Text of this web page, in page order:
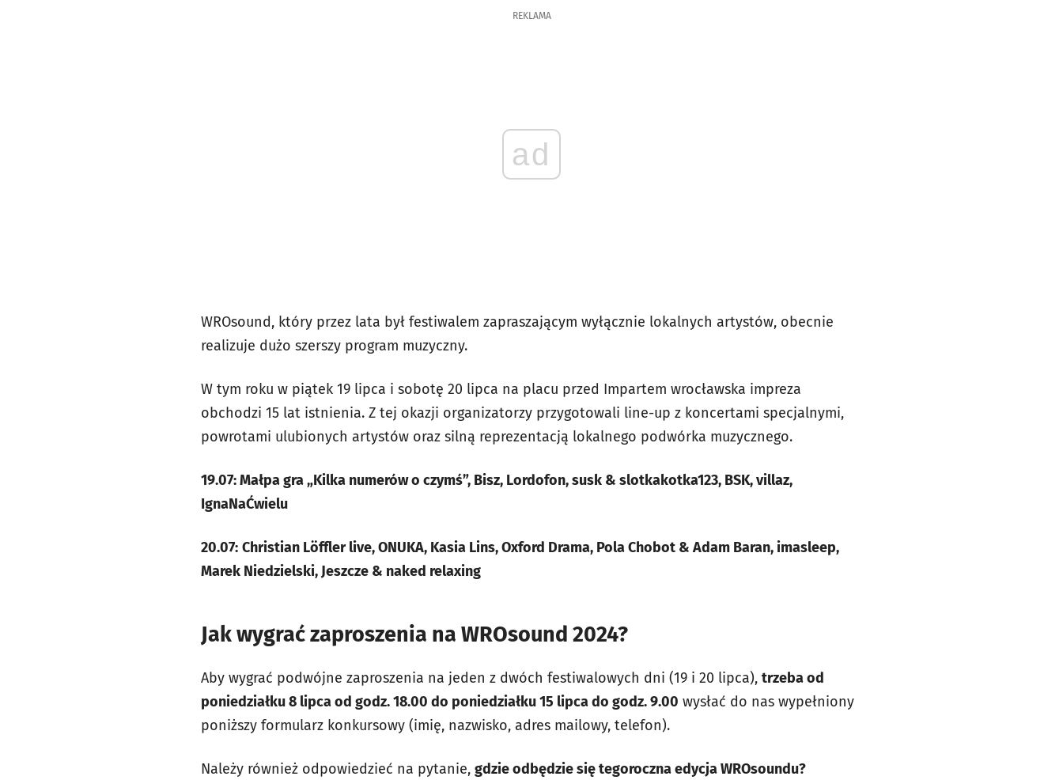
REKLAMA
ad
WROsound, który przez lata był festiwalem zapraszającym wyłącznie lokalnych artystów, obecnie
realizuje dużo szerszy program muzyczny.
W tym roku w piątek 19 lipca i sobotę 20 lipca na placu przed Impartem wrocławska impreza
obchodzi 15 lat istnienia. Z tej okazji organizatorzy przygotowali line-up z koncertami specjalnymi,
powrotami ulubionych artystów oraz silną reprezentacją lokalnego podwórka muzycznego.
19.07: Małpa gra „Kilka numerów o czymś”, Bisz, Lordofon, susk & slotkakotka123, BSK, villaz,
IgnaNaĆwielu
20.07: Christian Löffler live, ONUKA, Kasia Lins, Oxford Drama, Pola Chobot & Adam Baran, imasleep,
Marek Niedzielski, Jeszcze & naked relaxing
Jak wygrać zaproszenia na WROsound 2024?
Aby wygrać podwójne zaproszenia na jeden z dwóch festiwalowych dni (19 i 20 lipca), trzeba od
poniedziałku 8 lipca od godz. 18.00 do poniedziałku 15 lipca do godz. 9.00 wysłać do nas wypełniony
poniższy formularz konkursowy (imię, nazwisko, adres mailowy, telefon).
Należy również odpowiedzieć na pytanie, gdzie odbędzie się tegoroczna edycja WROsoundu?